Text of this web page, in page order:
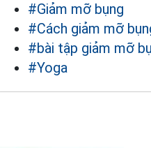
#Giảm mỡ bụng
#Cách giảm mỡ
#bài tập giảm mỡ
#Yoga